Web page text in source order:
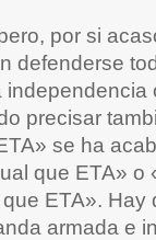
por si
defenderse
independencia
precisar
se ha
que ETA» o
ETA». Hay
armada e